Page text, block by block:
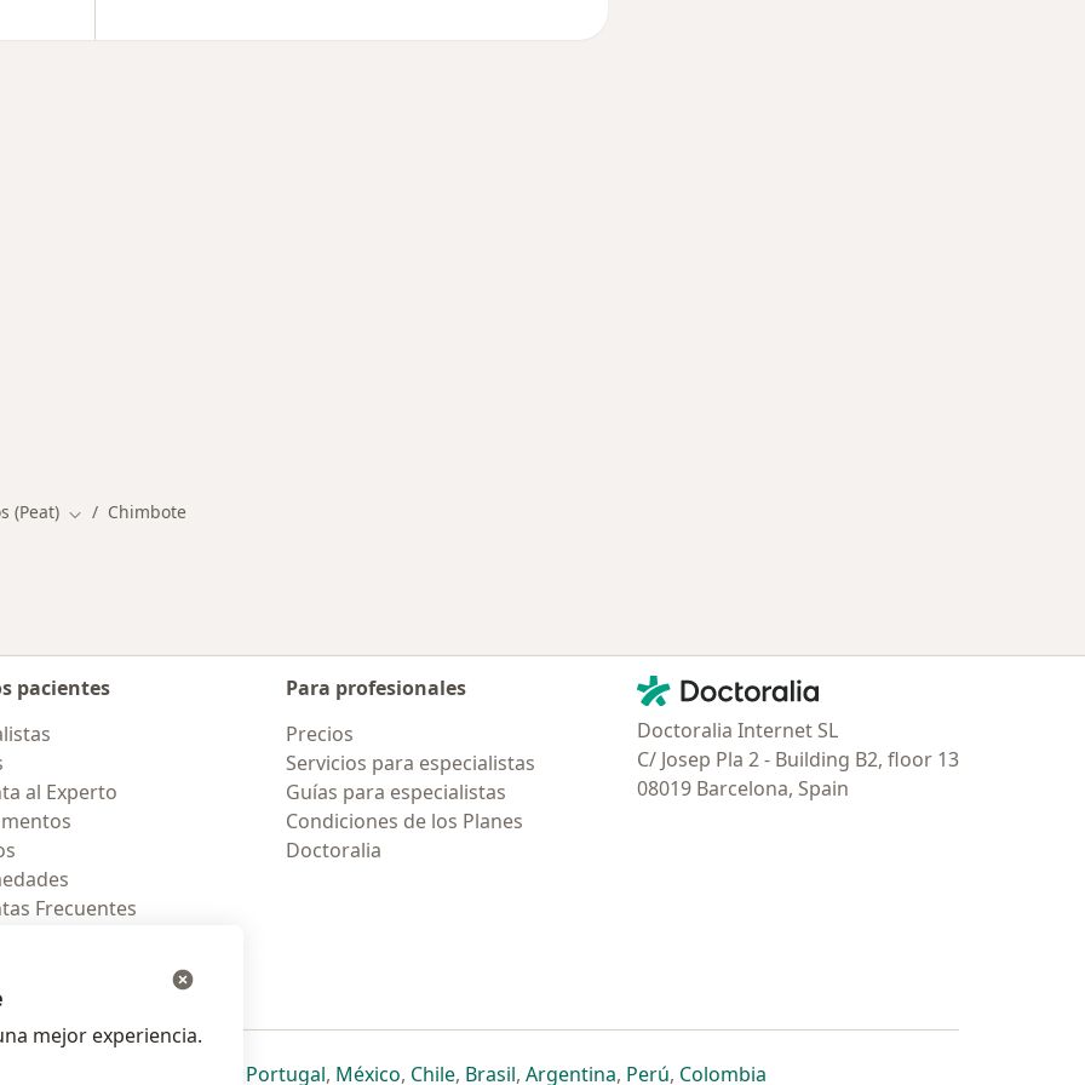
(Peat) Cambiar de ciudad
Chimbote
pacientes
al Experto
Frecuentes
Para profesionales
Precios
Servicios para especialistas
Guías para especialistas
Condiciones de los Planes
Doctoralia
Contacto
Doctoralia - Página de inicio
Doctoralia Internet SL
C/ Josep Pla 2 - Building B2, floor 13
08019 Barcelona, Spain
abre en una nueva pestaña
se abre en una nueva pestaña
se abre en una nueva pestaña
se abre en una nueva pestaña
Portugalse abre en una nueva pestaña
, Méxicose abre en una nueva pestaña
, Chilese abre en una nueva pestaña
, Brasilse abre en una nueva pestaña
, Argentinase abre en una nueva pestaña
, Perúse abre en una nueva pestaña
, Colombiase abre en una nueva pestaña
mejor experiencia.